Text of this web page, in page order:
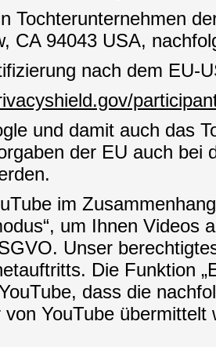
Tochterunternehmen
CA 94043 USA,
nach dem EU-
und damit auch das
der EU auch bei
im
um Ihnen Videos
Unser
Die Funktion
dass die
YouTube